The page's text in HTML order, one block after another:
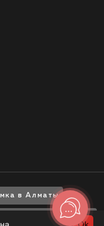
в Алматы
в Ростове